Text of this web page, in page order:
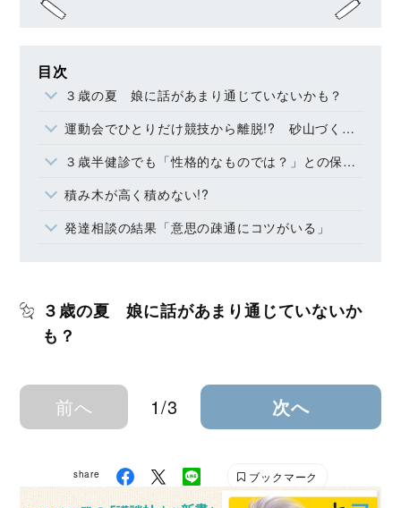
目次
３歳の夏 娘に話があまり通じていないかも？
運動会でひとりだけ競技から離脱!? 砂山づくりに没頭する娘
３歳半健診でも「性格的なものでは？」との保健師の言葉
積み木が高く積めない!?
発達相談の結果「意思の疎通にコツがいる」
３歳の夏 娘に話があまり通じていないか
も？
前へ 1/3 次へ
share ブックマーク